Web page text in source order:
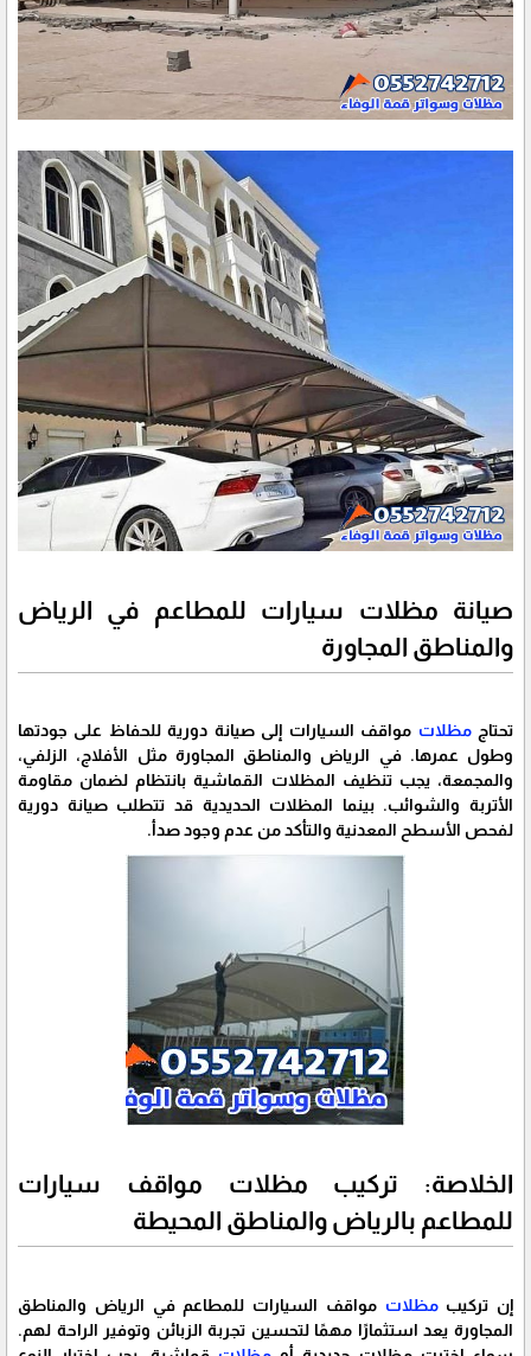
صيانة مظلات سيارات للمطاعم في الرياض
والمناطق المجاورة
تحتاجمظلات مواقف السيارات إلى صيانة دورية للحفاظ على جودتها
وطول عمرها. في الرياض والمناطق المجاورة مثل الأفلاج، الزلفي،
والمجمعة، يجب تنظيف المظلات القماشية بانتظام لضمان مقاومة
الأتربة والشوائب. بينما المظلات الحديدية قد تتطلب صيانة دورية
لفحص الأسطح المعدنية والتأكد من عدم وجود صدأ.
الخلاصة: تركيب مظلات مواقف سيارات
للمطاعم بالرياض والمناطق المحيطة
إن تركيب مظلات مواقف السيارات للمطاعم في الرياض والمناطق
المجاورة يعد استثمارًا مهمًا لتحسين تجربة الزبائن وتوفير الراحة لهم.